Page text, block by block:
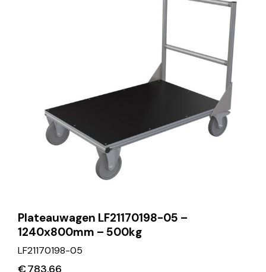
Plateauwagen LF21170198-05 –
1240x800mm – 500kg
LF21170198-05